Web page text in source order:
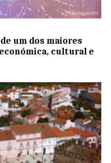
um dos maiores
cultural e